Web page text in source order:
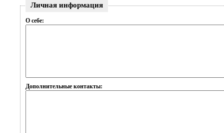
Личная информация
О себе:
Дополнительные контакты: